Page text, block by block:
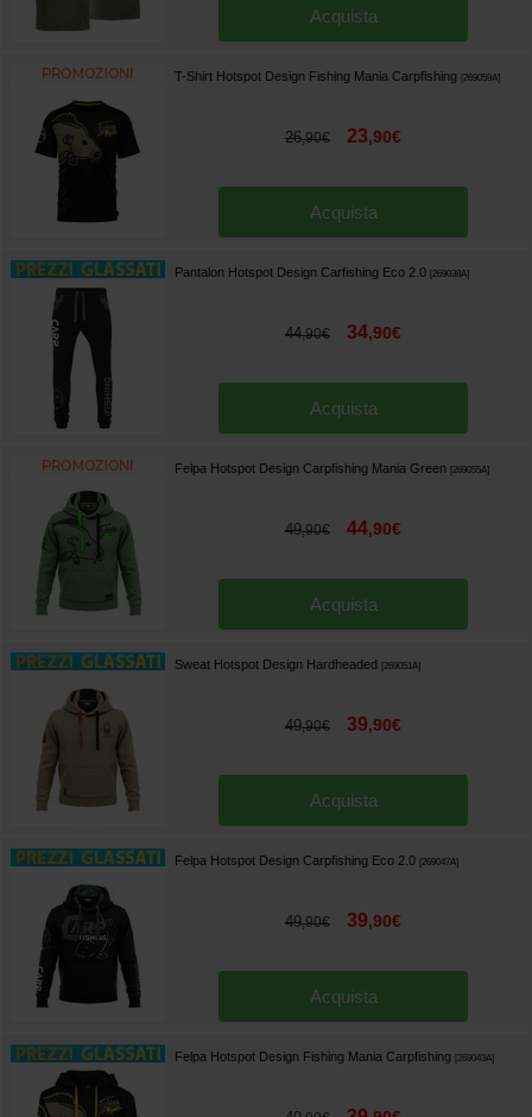
Acquista
T-Shirt Hotspot Design Fishing Mania Carpfishing 269059A]
26,90€ 23,90€
Acquista
Pantalon Hotspot Design Carfishing Eco 2.0 269038A]
44,90€ 34,90€
Acquista
Felpa Hotspot Design Carpfishing Mania Green 269055A]
49,90€ 44,90€
Acquista
Sweat Hotspot Design Hardheaded 269051A]
49,90€ 39,90€
Acquista
Felpa Hotspot Design Carpfishing Eco 2.0 269047A]
49,90€ 39,90€
Acquista
Felpa Hotspot Design Fishing Mania Carpfishing 269043A]